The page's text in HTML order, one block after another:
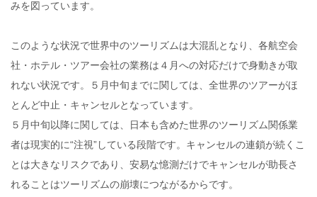
みを図っています。
このような状況で世界中のツーリズムは大混乱となり、各航空会
社・ホテル・ツアー会社の業務は４月への対応だけで身動きが取
れない状況です。５月中旬までに関しては、全世界のツアーがほ
とんど中止・キャンセルとなっています。
５月中旬以降に関しては、日本も含めた世界のツーリズム関係業
者は現実的に“注視”している段階です。キャンセルの連鎖が続くこ
とは大きなリスクであり、安易な憶測だけでキャンセルが助長さ
れることはツーリズムの崩壊につながるからです。